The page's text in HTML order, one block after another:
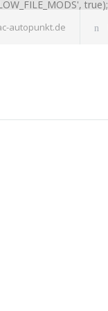
true);
autopunkt.de